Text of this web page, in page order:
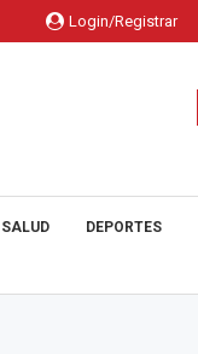
Login/Registrar
SALUD DEPORTES